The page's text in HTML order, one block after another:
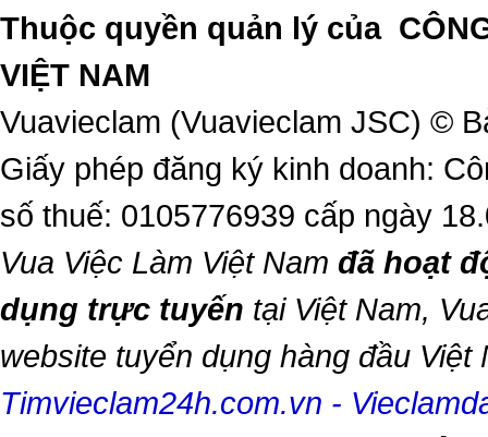
Thuộc quyền quản lý của
VIỆT NAM
Vuavieclam (Vuavieclam JSC) ©
Giấy phép đăng ký kinh doanh:
số thuế: 0105776939 cấp ngày
Vua Việc Làm Việt Nam đã hoạt
dụng trực tuyến tại Việt Nam,
website tuyển dụng hàng đầu
Timvieclam24h.com.vn -